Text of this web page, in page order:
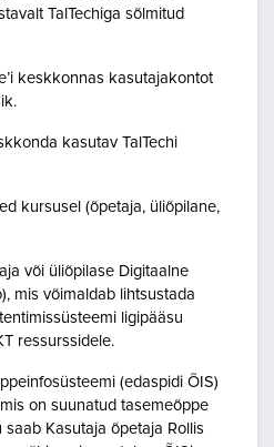
TalTechiga sõlmitud
keskkonnas kasutajakontot
kasutav TalTechi
kursusel (õpetaja, üliõpilane,
või üliõpilase Digitaalne
mis võimaldab lihtsustada
ligipääsu
ressurssidele.
(edaspidi ÕIS)
on suunatud tasemeõppe
Kasutaja õpetaja Rollis